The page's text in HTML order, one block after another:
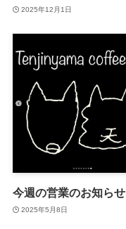
2025年12月1日
今週の営業のお知らせ
2025年5月8日